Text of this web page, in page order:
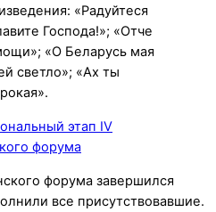
«Радуйтеся
Господа!»; «Отче
«О Беларусь мая
светло»; «Ах ты
форума завершился
все присутствовавшие.